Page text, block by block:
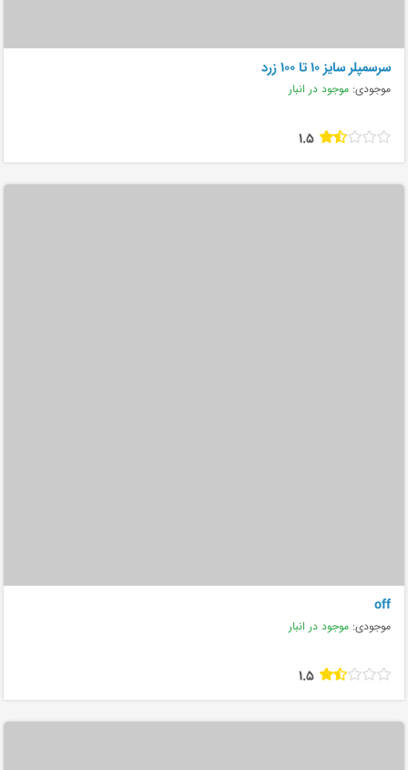
سرسمپلر سایز 10 تا 100 زرد
موجودی: موجود در انبار
1.5
off
موجودی: موجود در انبار
1.5